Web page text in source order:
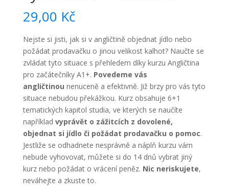
29,00 Kč
Nejste si jisti, jak si v angličtině objednat jídlo nebo
požádat prodavačku o jinou velikost kalhot? Naučte se
zvládat tyto situace s přehledem díky kurzu Angličtina
pro začátečníky A1+. Povedeme vás
angličtinou nenuceně a efektivně. Již brzy pro vás tyto
situace nebudou překážkou. Kurz obsahuje 6+1
tematických kapitol studia, ve kterých se naučíte
například vyprávět o zážitcích z dovolené,
objednat si jídlo či požádat prodavačku o pomoc.
Jestliže se odhadnete nesprávně a náplň kurzu vám
nebude vyhovovat, můžete si do 14 dnů vybrat jiný
kurz nebo požádat o vrácení peněz. Nic neriskujete,
neváhejte a zkuste to.